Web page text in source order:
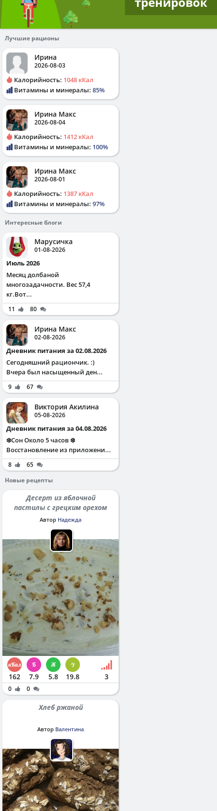
Лучшие рационы
Ирина
2026-08-03
Калорийность: 1048 кКал
Витамины и минералы: 85%
Ирина Макс
2026-08-04
Калорийность: 1412 кКал
Витамины и минералы: 100%
Ирина Макс
2026-08-01
Калорийность: 1387 кКал
Витамины и минералы: 97%
Интересные блоги
Марусичка
01-08-2026
Июль 2026
Месяц долбаной
многозадачности. Вес 57,4
кг.Вот...
11 80
Ирина Макс
02-08-2026
Дневник питания за 02.08.2026
Сегодняшний рациончик. :)
Вчера был насыщенный ден...
9 67
Виктория Акилина
05-08-2026
Дневник питания за 04.08.2026
❄️Сон Около 5 часов ❄️
Восстановление из приложени...
8
65
Новые рецепты
Десерт из яблочной
пастилы с грецким орехом
Автор Надежда
162 7.9 5.8 19.8 3
0 0
Хлеб ржаной
Автор Валентина